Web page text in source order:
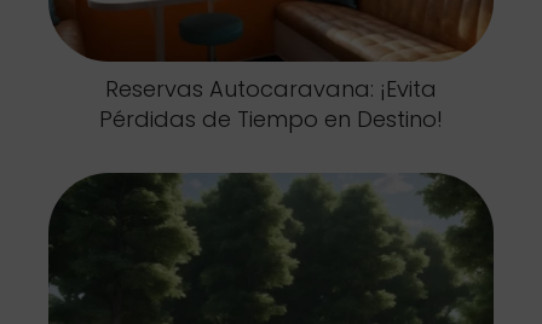
Reservas Autocaravana: ¡Evita
Pérdidas de Tiempo en Destino!